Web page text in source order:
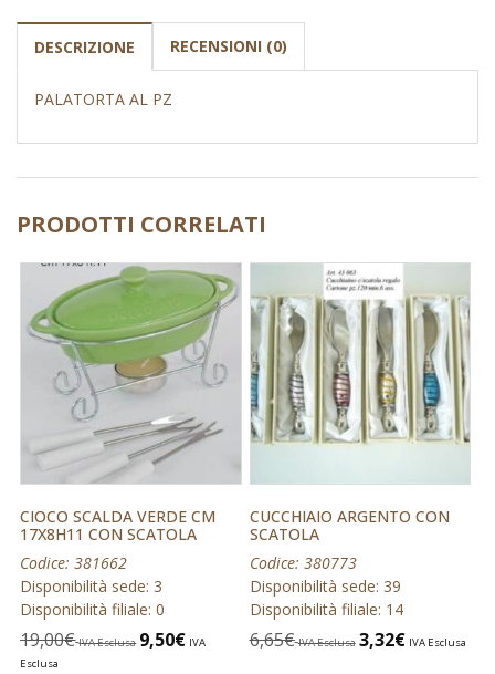
DESCRIZIONE RECENSIONI (0)
PALATORTA AL PZ
PRODOTTI CORRELATI
CIOCO SCALDA VERDE CM
17X8H11 CON SCATOLA
Codice: 381662
Disponibilità sede: 3
Disponibilità filiale: 0
19,00€ IVA Esclusa 9,50€ IVA
Esclusa
CUCCHIAIO ARGENTO CON
SCATOLA
Codice: 380773
Disponibilità sede: 39
Disponibilità filiale: 14
6,65€ IVA Esclusa 3,32€ IVA Esclusa